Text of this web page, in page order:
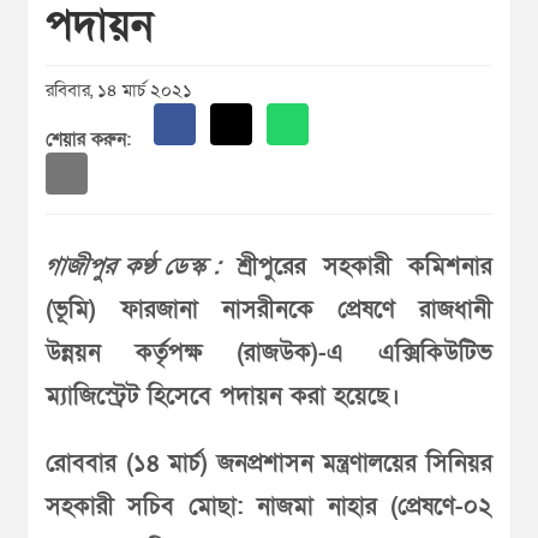
পদায়ন
রবিবার, ১৪ মার্চ ২০২১
শেয়ার করুন:
গাজীপুর কণ্ঠ ডেস্ক :শ্রীপুরের সহকারী কমিশনার
(ভূমি) ফারজানা নাসরীনকে প্রেষণে রাজধানী
উন্নয়ন কর্তৃপক্ষ (রাজউক)-এ এক্সিকিউটিভ
ম্যাজিস্ট্রেট হিসেবে পদায়ন করা হয়েছে।
রোববার (১৪ মার্চ) জনপ্রশাসন মন্ত্রণালয়ের সিনিয়র
সহকারী সচিব মোছা: নাজমা নাহার (প্রেষণে-০২